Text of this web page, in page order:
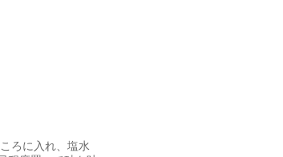
ろに入れ、塩水